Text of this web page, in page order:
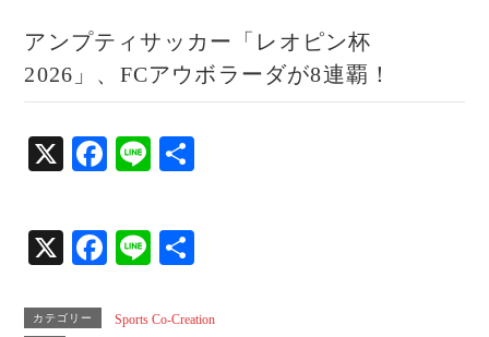
アンプティサッカー「レオピン杯
2026」、FCアウボラーダが8連覇！
X
Fa
bo
ok
Li
X
Fa
bo
Li
カテゴリー Sports Co-Creation